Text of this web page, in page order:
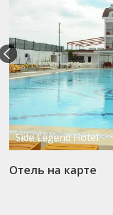
Side Legend Hotel
Отель на карте